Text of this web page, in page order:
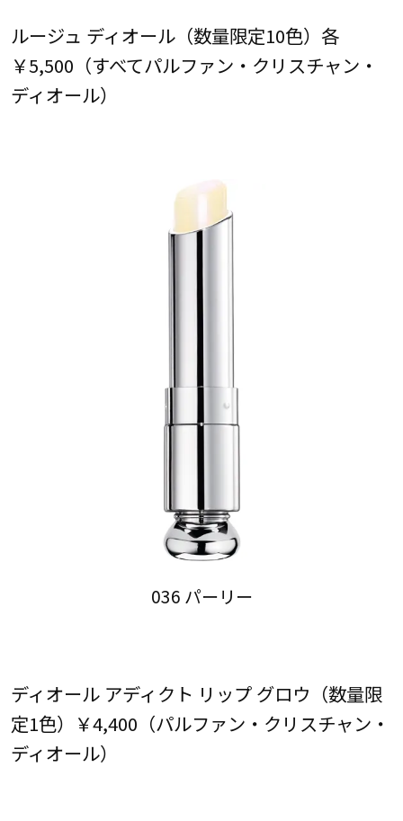
ルージュ ディオール（数量限定10色）各
￥5,500（すべてパルファン・クリスチャン・
ディオール）
036 パーリー
ディオール アディクト リップ グロウ（数量限
定1色）￥4,400（パルファン・クリスチャン・
ディオール）